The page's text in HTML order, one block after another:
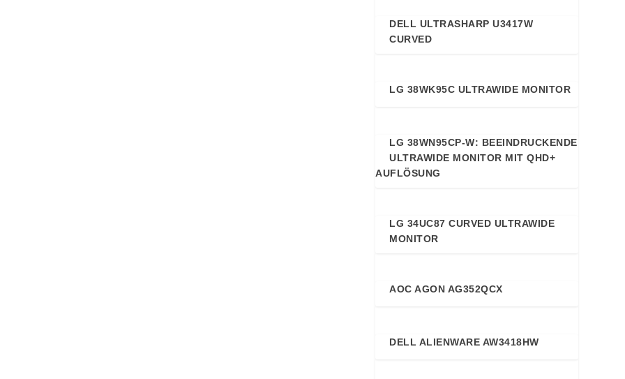
DELL ULTRASHARP U3417W
CURVED
LG 38WK95C ULTRAWIDE MONITOR
LG 38WN95CP-W: BEEINDRUCKENDE
ULTRAWIDE MONITOR MIT QHD+
AUFLÖSUNG
LG 34UC87 CURVED ULTRAWIDE
MONITOR
AOC AGON AG352QCX
DELL ALIENWARE AW3418HW